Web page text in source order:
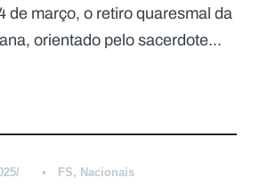
de março, o retiro quaresmal da
orientado pelo sacerdote...
• FS, Nacionais